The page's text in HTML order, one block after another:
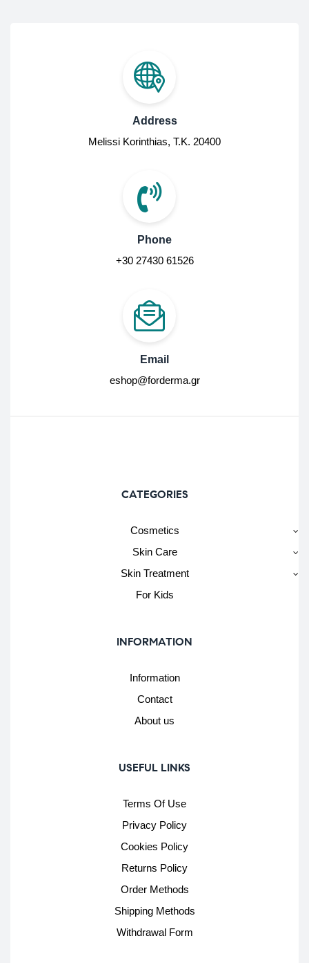
Address
Melissi Korinthias, Τ.Κ. 20400
Phone
+30 27430 61526
Email
eshop@forderma.gr
CATEGORIES
Cosmetics
Skin Care
Skin Treatment
For Kids
INFORMATION
Information
Contact
About us
USEFUL LINKS
Terms Of Use
Privacy Policy
Cookies Policy
Returns Policy
Order Methods
Shipping Methods
Withdrawal Form